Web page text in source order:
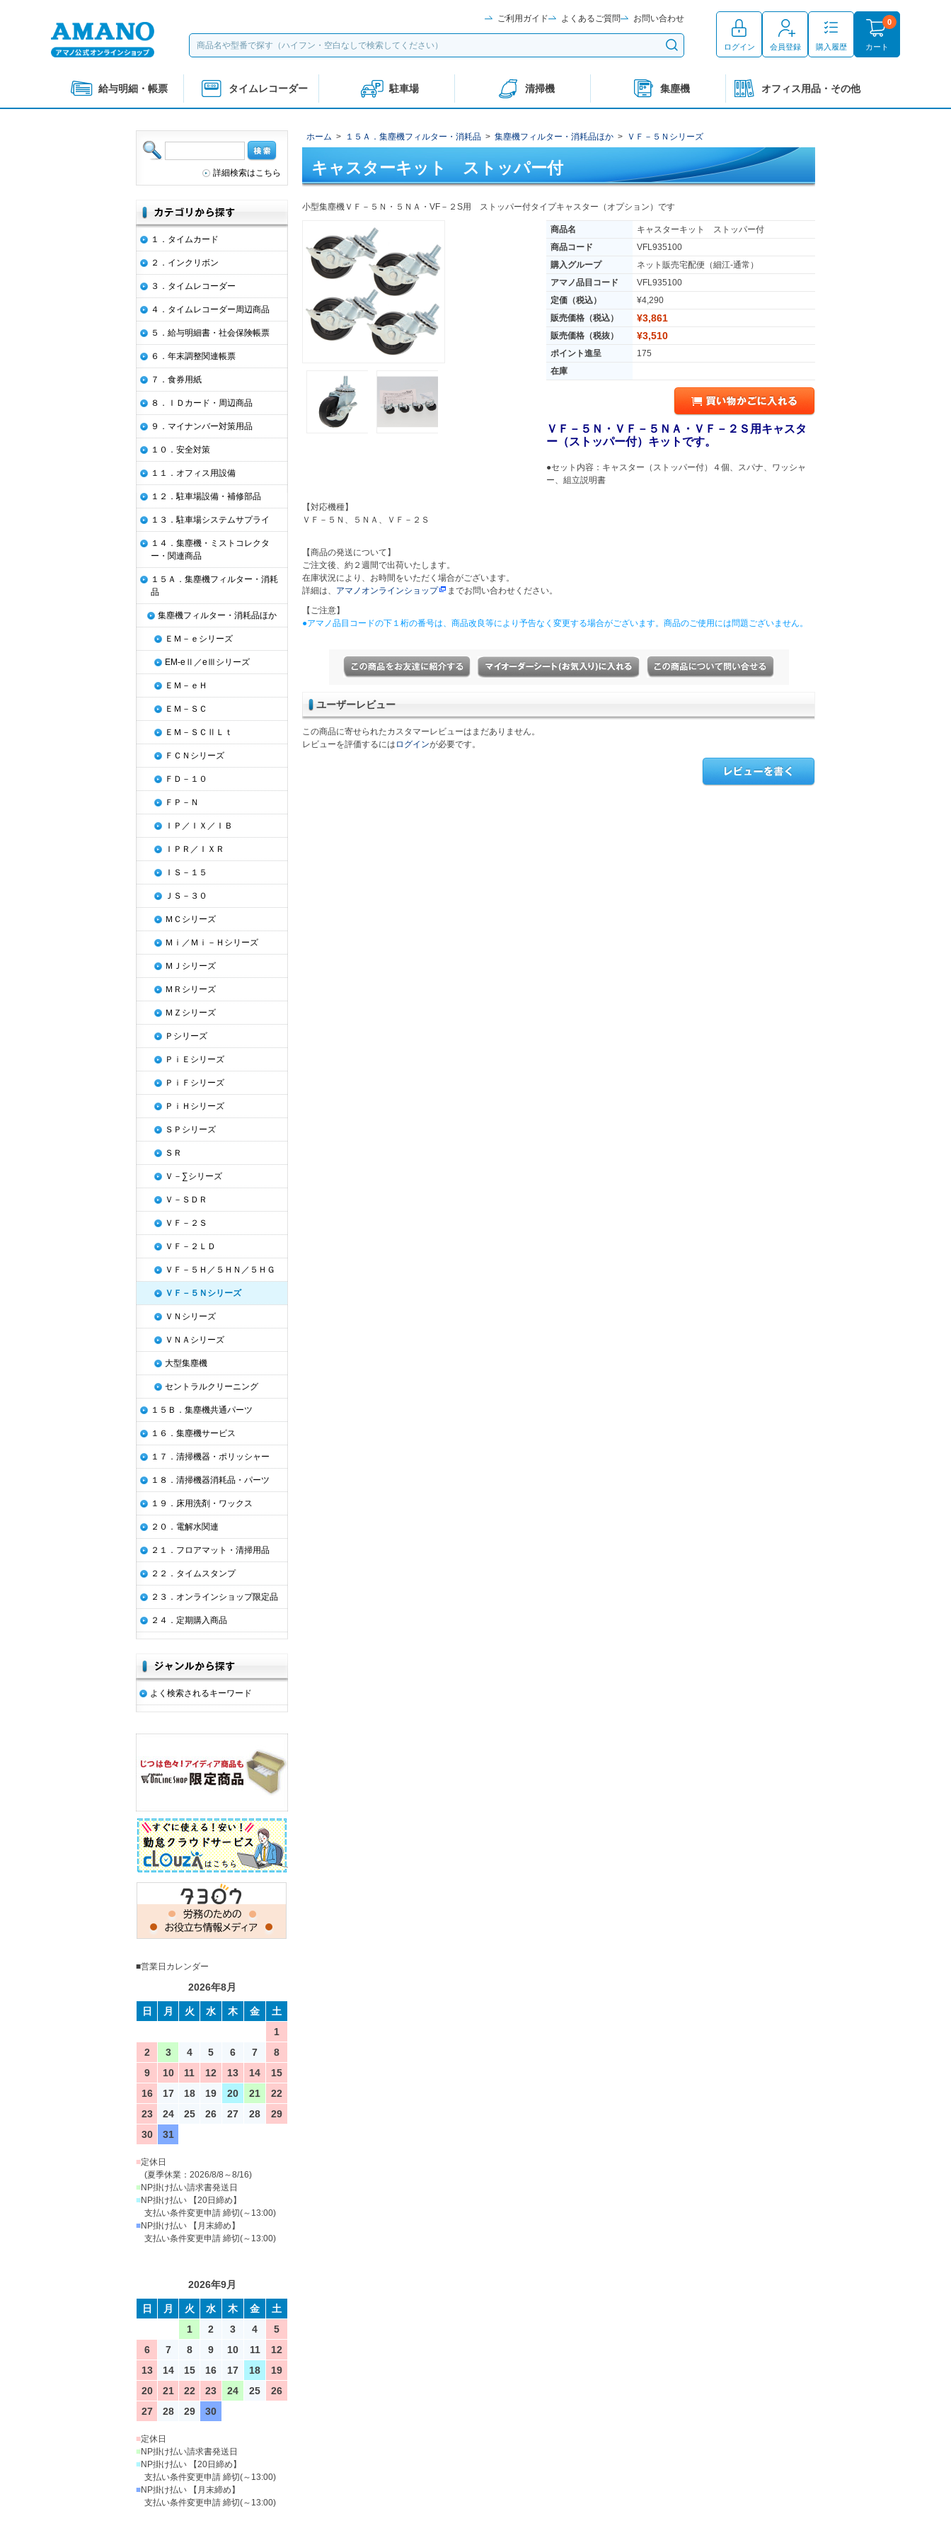
ご利用ガイド よくあるご質問 お問い合わせ
ログイン 会員登録 購入履歴 カート
0
給与明細・帳票 タイムレコーダー 駐車場 清掃機 集塵機 オフィス用品・その他
ホーム > １５Ａ．集塵機フィルター・消耗品 > 集塵機フィルター・消耗品ほか > ＶＦ－５Ｎシリーズ
キャスターキット ストッパー付
小型集塵機ＶＦ－５Ｎ・５ＮＡ・VF－２S用 ストッパー付タイプキャスター（オプション）です
商品名
キャスターキット ストッパー付
商品コード
VFL935100
購入グループ
ネット販売宅配便（細江-通常）
アマノ品目コード
VFL935100
定価（税込）
¥4,290
販売価格（税込）
¥3,861
販売価格（税抜） ¥3,510
ポイント進呈
175
在庫
ＶＦ－５Ｎ・ＶＦ－５ＮＡ・ＶＦ－２Ｓ用キャスタ
ー（ストッパー付）キットです。
●セット内容：キャスター（ストッパー付）４個、スパナ、ワッシャ
ー、組立説明書
【対応機種】
ＶＦ－５Ｎ、５ＮＡ、ＶＦ－２Ｓ
【商品の発送について】
ご注文後、約２週間で出荷いたします。
在庫状況により、お時間をいただく場合がございます。
詳細は、 アマノオンラインショップ
までお問い合わせください。
【ご注意】
●アマノ品目コードの下１桁の番号は、商品改良等により予告なく変更する場合がございます。商品のご使用には問題ございません。
ユーザーレビュー
この商品に寄せられたカスタマーレビューはまだありません。
レビューを評価するには ログインが必要です。
詳細検索はこちら
１．タイムカード
２．インクリボン
３．タイムレコーダー
４．タイムレコーダー周辺商品
５．給与明細書・社会保険帳票
６．年末調整関連帳票
７．食券用紙
８．ＩＤカード・周辺商品
９．マイナンバー対策用品
１０．安全対策
１１．オフィス用設備
１２．駐車場設備・補修部品
１３．駐車場システムサプライ
１４．集塵機・ミストコレクタ
ー・関連商品
１５Ａ．集塵機フィルター・消耗
品
集塵機フィルター・消耗品ほか
ＥＭ－ｅシリーズ
EM-eⅡ／eⅢシリーズ
ＥＭ－ｅＨ
ＥＭ－ＳＣ
ＥＭ－ＳＣⅡＬｔ
ＦＣＮシリーズ
ＦＤ－１０
ＦＰ－Ｎ
ＩＰ／ＩＸ／ＩＢ
ＩＰＲ／ＩＸＲ
ＩＳ－１５
ＪＳ－３０
ＭＣシリーズ
Ｍｉ／Ｍｉ－Ｈシリーズ
ＭＪシリーズ
ＭＲシリーズ
ＭＺシリーズ
Ｐシリーズ
ＰｉＥシリーズ
ＰｉＦシリーズ
ＰｉＨシリーズ
ＳＰシリーズ
ＳＲ
Ｖ－∑シリーズ
Ｖ－ＳＤＲ
ＶＦ－２Ｓ
ＶＦ－２ＬＤ
ＶＦ－５Ｈ／５ＨＮ／５ＨＧ
ＶＦ－５Ｎシリーズ
ＶＮシリーズ
ＶＮＡシリーズ
大型集塵機
セントラルクリーニング
１５Ｂ．集塵機共通パーツ
１６．集塵機サービス
１７．清掃機器・ポリッシャー
１８．清掃機器消耗品・パーツ
１９．床用洗剤・ワックス
２０．電解水関連
２１．フロアマット・清掃用品
２２．タイムスタンプ
２３．オンラインショップ限定品
２４．定期購入商品
よく検索されるキーワード
■営業日カレンダー
2026年8月
日 月 火 水 木 金
土
1
2
3 4 5 6 7
8
9
10 11 12 13 14
15
16
17 18 19 20 21
22
23
24 25 26 27 28
29
30
31
■定休日
(夏季休業：2026/8/8～8/16)
■NP掛け払い請求書発送日
■NP掛け払い 【20日締め】
支払い条件変更申請 締切(～13:00)
■NP掛け払い 【月末締め】
支払い条件変更申請 締切(～13:00)
2026年9月
日 月 火 水 木 金
土
1
2 3 4
5
6
7 8 9 10 11
12
13
14 15 16 17 18
19
20
21 22 23 24 25
26
27
28 29 30
■定休日
■NP掛け払い請求書発送日
■NP掛け払い 【20日締め】
支払い条件変更申請 締切(～13:00)
■NP掛け払い 【月末締め】
支払い条件変更申請 締切(～13:00)